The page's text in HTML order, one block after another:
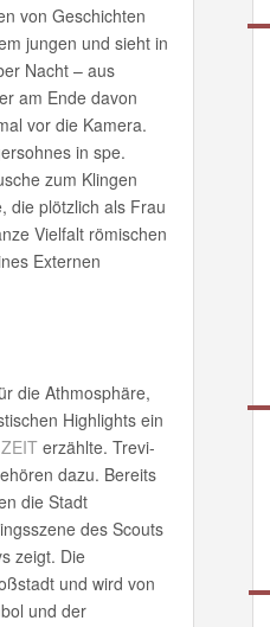
von Geschichten
jungen und sieht in
Nacht – aus
am Ende davon
vor die Kamera.
in spe.
zum Klingen
die plötzlich als Frau
Vielfalt römischen
Externen
die Athmosphäre,
Highlights ein
ZEIT erzählte. Trevi-
dazu. Bereits
die Stadt
des Scouts
zeigt. Die
und wird von
und der